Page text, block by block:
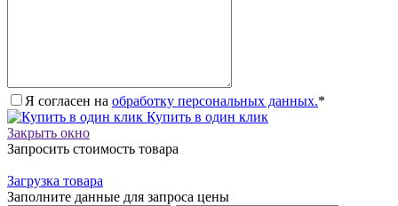
Я согласен на обработку персональных данных.*
Купить в один клик
Закрыть окно
Запросить стоимость товара
Загрузка товара
Заполните данные для запроса цены